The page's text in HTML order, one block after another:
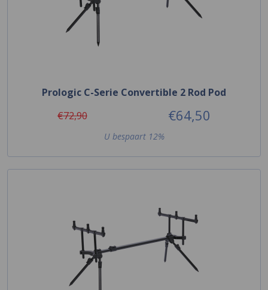
Prologic C-Serie Convertible 2 Rod Pod
€72,90
€64,50
U bespaart 12%